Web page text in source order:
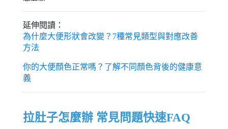
延伸閱讀：
為什麼大便形狀會改變？7種常見類型與對應改善
方法
你的大便顏色正常嗎？了解不同顏色背後的健康意
義
拉肚子怎麼辦 常見問題快速FAQ